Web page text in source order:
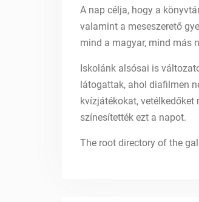
A nap célja, hogy a
valamint a meseszerető
mind a magyar, mind más
Iskolánk alsósai is
látogattak, ahol diafilmen
kvízjátékokat,
színesítették ezt a napot.
The root directory of the